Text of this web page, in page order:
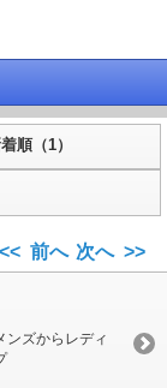
順（1）
<< 前へ 次へ >>
ンズからレディ